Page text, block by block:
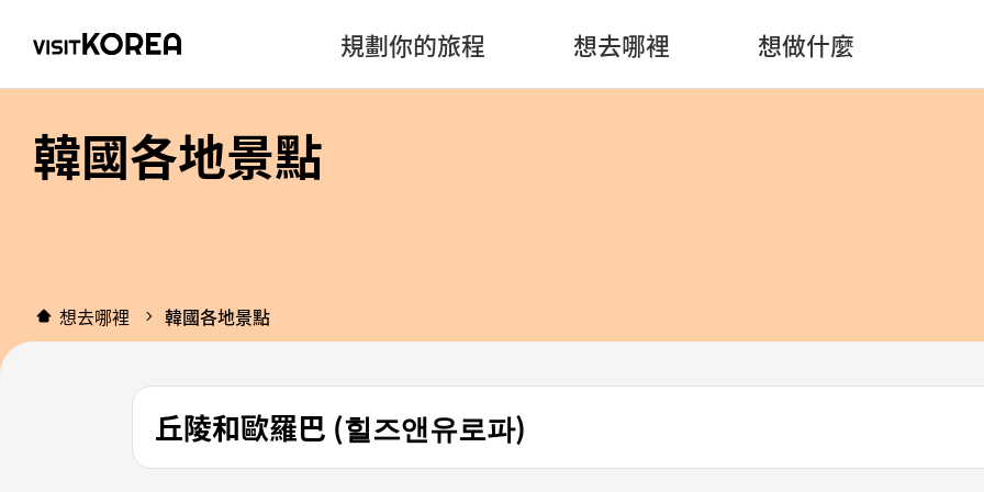
規劃你的旅程 想去哪裡 想做什麼
韓國各地景點
想去哪裡 韓國各地景點
丘陵和歐羅巴 (힐즈앤유로파)